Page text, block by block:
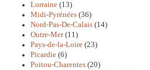
Lorraine (13)
Midi-Pyrénées (36)
Nord-Pas-De-Calais (14)
Outre-Mer(11)
Pays-de-la-Loire (23)
Picardie (6)
Poitou-Charentes (20)